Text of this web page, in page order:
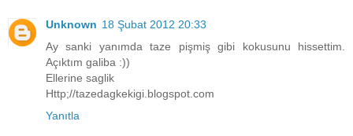
Unknown 18 Şubat 2012 20:33
Ay sanki yanımda taze pişmiş gibi kokusunu hissettim.
Açıktım galiba :))
Ellerine saglik
Http;//tazedagkekigi.blogspot.com
Yanıtla